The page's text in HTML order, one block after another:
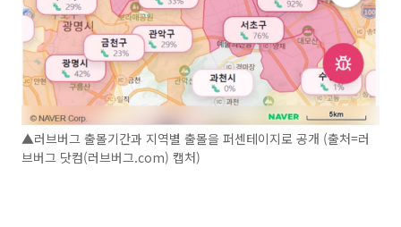
▲러브버그 출몰기간과 지역별 출몰을 퍼센테이지로 공개 (출처=러
브버그 닷컴(러브버그.com) 캡처)